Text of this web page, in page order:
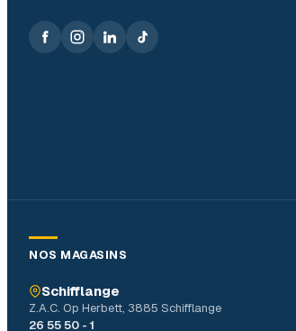
NOS MAGASINS
Schifflange
Z.A.C. Op Herbett, 3885 Schifflange
26 55 50 - 1